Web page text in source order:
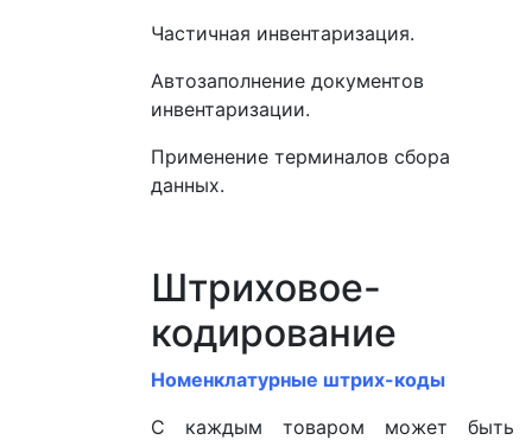
Частичная инвентаризация.
Автозаполнение документов
инвентаризации.
Применение терминалов сбора
данных.
Штриховое-
кодирование
Номенклатурные штрих-коды
С каждым товаром может быть